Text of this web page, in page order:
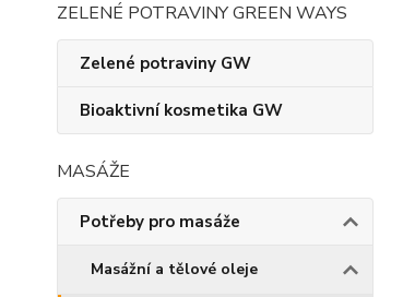
ZELENÉ POTRAVINY GREEN WAYS
Zelené potraviny GW
Bioaktivní kosmetika GW
MASÁŽE
Potřeby pro masáže
Masážní a tělové oleje